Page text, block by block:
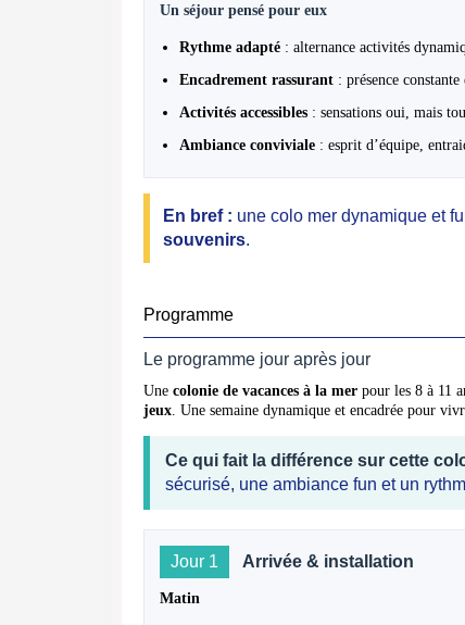
Un séjour pensé pour eux
Rythme adapté : alternance activités
Encadrement rassurant : présence
Activités accessibles : sensations oui, mais
Ambiance conviviale : esprit d’équipe,
En bref : une colo mer dynamique et
souvenirs.
Programme
Le programme jour après jour
Une colonie de vacances à la mer pour les 8 à 11
jeux . Une semaine dynamique et encadrée pour
Ce qui fait la différence sur cette
sécurisé, une ambiance fun et un
Jour 1 Arrivée & installation
Matin